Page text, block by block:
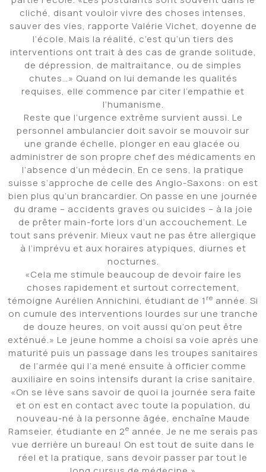
cliché, disant vouloir vivre des choses intenses,
sauver des vies, rapporte Valérie Vichet, doyenne de
l’école. Mais la réalité, c’est qu’un tiers des
interventions ont trait à des cas de grande solitude,
de dépression, de maltraitance, ou de simples
chutes…» Quand on lui demande les qualités
requises, elle commence par citer l’empathie et
l’humanisme.
Reste que l’urgence extrême survient aussi. Le
personnel ambulancier doit savoir se mouvoir sur
une grande échelle, plonger en eau glacée ou
administrer de son propre chef des médicaments en
l’absence d’un médecin. En ce sens, la pratique
suisse s’approche de celle des Anglo-Saxons: on est
bien plus qu’un brancardier. On passe en une journée
du drame – accidents graves ou suicides – à la joie
de prêter main-forte lors d’un accouchement. Le
tout sans prévenir. Mieux vaut ne pas être allergique
à l’imprévu et aux horaires atypiques, diurnes et
nocturnes.
«Cela me stimule beaucoup de devoir faire les
choses rapidement et surtout correctement,
témoigne Aurélien Annichini, étudiant de 1 re année. Si
on cumule des interventions lourdes sur une tranche
de douze heures, on voit aussi qu’on peut être
exténué.» Le jeune homme a choisi sa voie après une
maturité puis un passage dans les troupes sanitaires
de l’armée qui l’a mené ensuite à officier comme
auxiliaire en soins intensifs durant la crise sanitaire.
«On se lève sans savoir de quoi la journée sera faite
et on est en contact avec toute la population, du
nouveau-né à la personne âgée, enchaîne Maude
Ramseier, étudiante en 2e année. Je ne me serais pas
vue derrière un bureau! On est tout de suite dans le
réel et la pratique, sans devoir passer par tout le